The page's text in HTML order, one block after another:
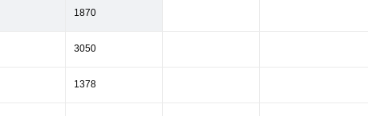
1870
3050
1378